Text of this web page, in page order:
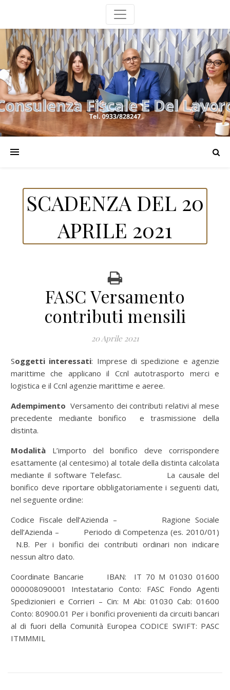
SCADENZA DEL 20
APRILE 2021
FASC Versamento
contributi mensili
20 Aprile 2021
Soggetti interessati: Imprese di spedizione e agenzie
marittime che applicano il Ccnl autotrasporto merci e
logistica e il Ccnl agenzie marittime e aeree.
Adempimento Versamento dei contributi relativi al mese
precedente mediante bonifico e trasmissione della
distinta.
Modalità L’importo del bonifico deve corrispondere
esattamente (al centesimo) al totale della distinta calcolata
mediante il software Telefasc. La causale del
bonifico deve riportare obbligatoriamente i seguenti dati,
nel seguente ordine:
Codice Fiscale dell’Azienda – Ragione Sociale
dell’Azienda – Periodo di Competenza (es. 2010/01)
N.B. Per i bonifici dei contributi ordinari non indicare
nessun altro dato.
Coordinate Bancarie IBAN: IT 70 M 01030 01600
000008090001 Intestatario Conto: FASC Fondo Agenti
Spedizionieri e Corrieri – Cin: M Abi: 01030 Cab: 01600
Conto: 80900.01 Per i bonifici provenienti da circuiti bancari
al di fuori della Comunità Europea CODICE SWIFT: PASC
ITMMMIL